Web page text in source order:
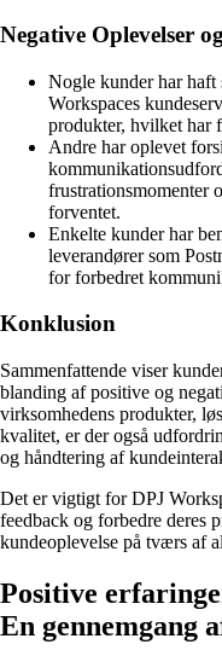
Negative Oplevelser
Nogle kunder har
Workspaces
produkter, hvilket har
Andre har oplevet
frustrationsmomenter
forventet.
Enkelte kunder har
leverandører som
for forbedret
Konklusion
Sammenfattende viser
blanding af positive og
virksomhedens produkter,
kvalitet, er der også
og håndtering af
Det er vigtigt for DPJ
feedback og forbedre deres
kundeoplevelse på tværs af
Positive
En gennemgang